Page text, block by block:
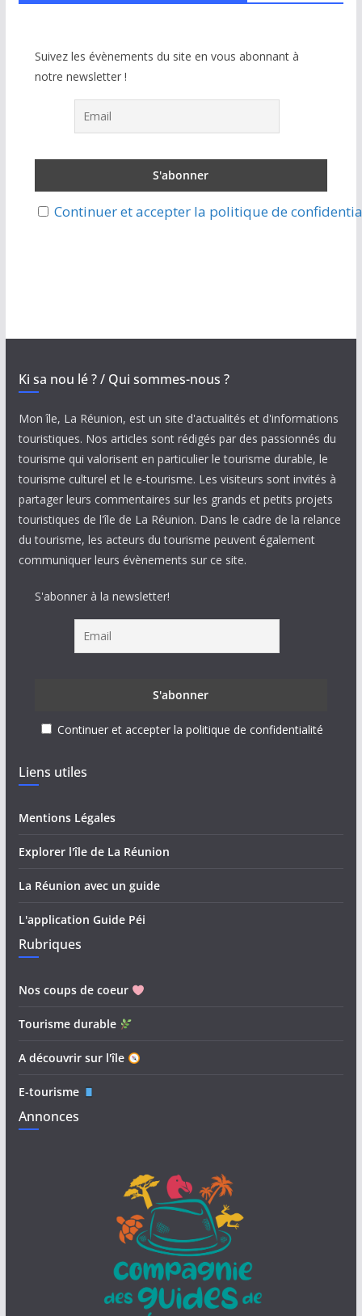
Suivez les évènements du site en vous abonnant à
notre newsletter !
Continuer et accepter la politique de
Ki sa nou lé ? / Qui sommes-nous ?
Mon île, La Réunion, est un site d'actualités et d'informations
touristiques. Nos articles sont rédigés par des passionnés du
tourisme qui valorisent en particulier le tourisme durable, le
tourisme culturel et le e-tourisme. Les visiteurs sont invités à
partager leurs commentaires sur les grands et petits projets
touristiques de l'île de La Réunion. Dans le cadre de la relance
du tourisme, les acteurs du tourisme peuvent également
communiquer leurs évènements sur ce site.
S'abonner à la newsletter!
Continuer et accepter la politique de confidentialité
Liens utiles
Mentions Légales
Explorer l'île de La Réunion
La Réunion avec un guide
L'application Guide Péi
Rubriques
Nos coups de coeur
Tourisme durable
A découvrir sur l'île
E-tourisme
Annonces